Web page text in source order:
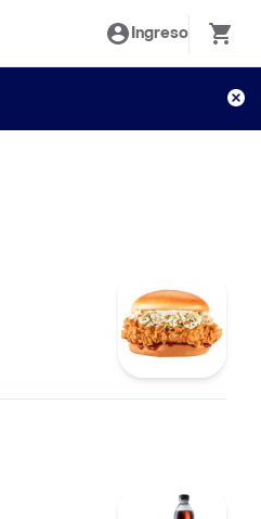
Ingreso